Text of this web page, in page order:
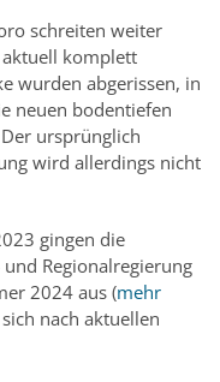
schreiten weiter
komplett
wurden abgerissen, in
neuen bodentiefen
ursprünglich
wird allerdings nicht
gingen die
Regionalregierung
2024 aus (mehr
nach aktuellen